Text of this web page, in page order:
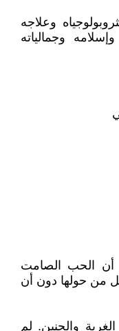
وعلاجه
وجمالياته
أن الحب الصامت
من حولها دون أن
والحنين. لم